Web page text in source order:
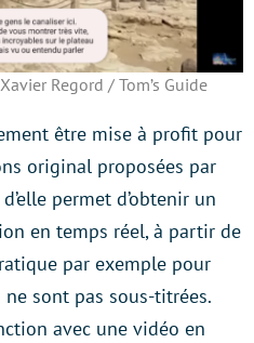
Regord / Tom’s Guide
être mise à profit pour
original proposées par
permet d’obtenir un
en temps réel, à partir de
par exemple pour
sont pas sous-titrées.
avec une vidéo en